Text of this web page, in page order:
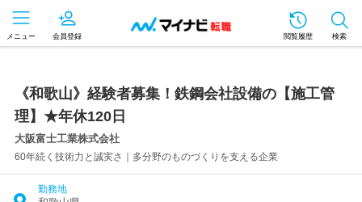
メニュー 会員登録 閲覧履歴 検索
《和歌山》経験者募集！鉄鋼会社設備の【施工管
理】★年休120日
大阪富士工業株式会社
60年続く技術力と誠実さ｜多分野のものづくりを支える企業
勤務地